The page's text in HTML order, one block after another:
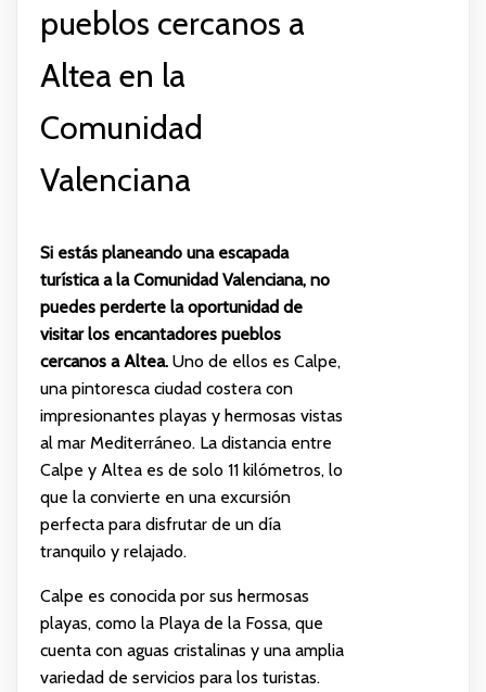
pueblos cercanos a
Altea en la
Comunidad
Valenciana
Si estás planeando una escapada
turística a la Comunidad Valenciana, no
puedes perderte la oportunidad de
visitar los encantadores pueblos
cercanos a Altea. Uno de ellos es Calpe,
una pintoresca ciudad costera con
impresionantes playas y hermosas vistas
al mar Mediterráneo. La distancia entre
Calpe y Altea es de solo 11 kilómetros, lo
que la convierte en una excursión
perfecta para disfrutar de un día
tranquilo y relajado.
Calpe es conocida por sus hermosas
playas, como la Playa de la Fossa, que
cuenta con aguas cristalinas y una amplia
variedad de servicios para los turistas.